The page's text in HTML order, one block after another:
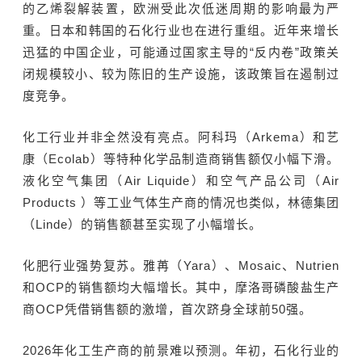
的乙烯裂解装置，欧洲受此次低迷周期的影响最为严
重。日本和韩国的石化行业也在进行重组。近年来增长
迅猛的中国企业，可能通过国家主导的“反内卷”政策关
闭规模较小、较为陈旧的生产设施，该政策旨在遏制过
度竞争。
化工行业并非全然没有亮点。阿科玛（Arkema）和艺
康（Ecolab）等特种化学品制造商销售额仅小幅下滑。
液化空气集团（Air Liquide）和空气产品公司（Air
Products ）等工业气体生产商的情况也类似，林德集团
（Linde）的销售额甚至实现了小幅增长。
化肥行业强势复苏。雅苒（Yara）、Mosaic、Nutrien
和OCP的销售额均大幅增长。其中，摩洛哥磷酸盐生产
商OCP凭借销售额的激增，首次跻身全球前50强。
2026年化工生产商的前景难以预测。年初，石化行业的